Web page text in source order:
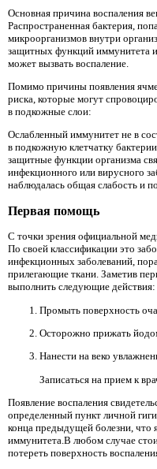
Основная причина воспаления
Распространенная бактерия,
микроорганизмов внутри
защитных функций иммунитета
может вызвать воспаление.
Помимо причины появления
риска, которые могут
в подкожные слои:
Ослабленный иммунитет не в
в подкожную клетчатку
защитные функции организма
инфекционного или вирусного
наблюдалась общая слабость и
Первая помощь
С точки зрения официальной
По своей классификации это
инфекционных заболеваний,
прилегающие ткани. Заметив
выполнить следующие действия:
Промыть поверхность
Осторожно прижать
Нанести на веко
Записаться на прием к
Появление воспаления
определенный пункт личной
конца предыдущей болезни, что
иммунитета.В любом случае
потереть поверхность